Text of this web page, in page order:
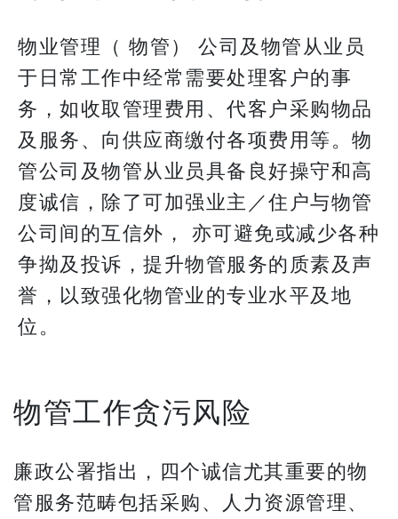
物业管理（ 物管） 公司及物管从业员
于日常工作中经常需要处理客户的事
务，如收取管理费用、代客户采购物品
及服务、向供应商缴付各项费用等。物
管公司及物管从业员具备良好操守和高
度诚信，除了可加强业主／住户与物管
公司间的互信外， 亦可避免或减少各种
争拗及投诉，提升物管服务的质素及声
誉，以致强化物管业的专业水平及地
位。
物管工作贪污风险
廉政公署指出，四个诚信尤其重要的物
管服务范畴包括采购、人力资源管理、